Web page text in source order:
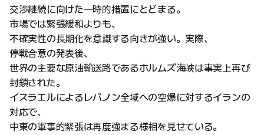
交渉継続に向けた一時的措置にとどまる。
市場では緊張緩和よりも、
不確実性の長期化を意識する向きが強い。実際、
停戦合意の発表後、
世界の主要な原油輸送路であるホルムズ海峡は事実上再び
封鎖された。
イスラエルによるレバノン全域への空爆に対するイランの
対応で、
中東の軍事的緊張は再度強まる様相を見せている。